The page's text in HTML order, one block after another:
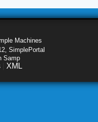
Machines
SimplePortal
Samp
XML